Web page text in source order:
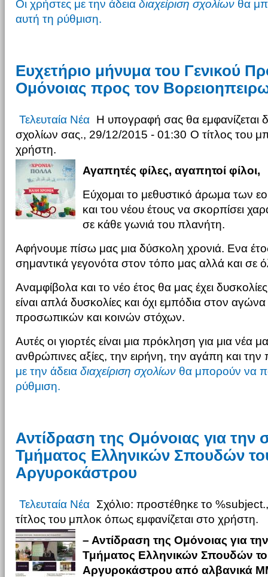
Οι χρήστες με την άδεια διαχείριση σχολίωνθα
αυτή τη ρύθμιση.
Ευχετήριο μήνυμα του Γενικού
Ομόνοιας προς τον
Τελευταία Νέα Η υπογραφή σας θα εμφανίζεται
σχολίων σας., 29/12/2015 - 01:30 Ο τίτλος του
χρήστη.
Αγαπητές φίλες, αγαπητοί φίλοι,
Εύχομαι το μεθυστικό άρωμα των
και του νέου έτους να σκορπίσει
σε κάθε γωνιά του πλανήτη.
Αφήνουμε πίσω μας μια δύσκολη χρονιά. Ενα
σημαντικά γεγονότα στον τόπο μας αλλά και σε
Αναμφίβολα και το νέο έτος θα μας έχει
είναι απλά δυσκολίες και όχι εμπόδια στον αγώνα
προσωπικών και κοινών στόχων.
Αυτές οι γιορτές είναι μια πρόκληση για μια νέα
ανθρώπινες αξίες, την ειρήνη, την αγάπη και
με την άδεια διαχείριση σχολίωνθα μπορούν να
ρύθμιση.
Αντίδραση της Ομόνοιας για την
Τμήματος Ελληνικών Σπουδών
Αργυροκάστρου
Τελευταία Νέα Σχόλιο: προστέθηκε το
τίτλος του μπλοκ όπως εμφανίζεται στο χρήστη.
– Αντίδραση της Ομόνοιας για
Τμήματος Ελληνικών Σπουδών
Αργυροκάστρου από αλβανικά